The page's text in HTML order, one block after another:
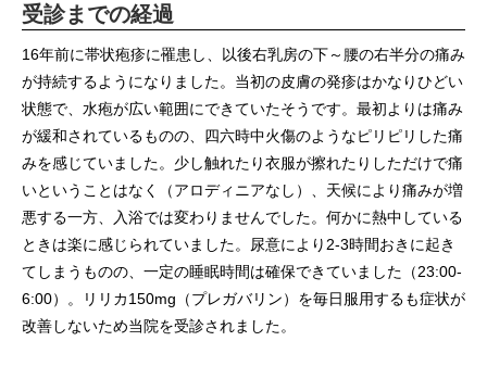
受診までの経過
16年前に帯状疱疹に罹患し、以後右乳房の下～腰の右半分の痛み
が持続するようになりました。当初の皮膚の発疹はかなりひどい
状態で、水疱が広い範囲にできていたそうです。最初よりは痛み
が緩和されているものの、四六時中火傷のようなピリピリした痛
みを感じていました。少し触れたり衣服が擦れたりしただけで痛
いということはなく（アロディニアなし）、天候により痛みが増
悪する一方、入浴では変わりませんでした。何かに熱中している
ときは楽に感じられていました。尿意により2-3時間おきに起き
てしまうものの、一定の睡眠時間は確保できていました（23:00-
6:00）。リリカ150mg（プレガバリン）を毎日服用するも症状が
改善しないため当院を受診されました。